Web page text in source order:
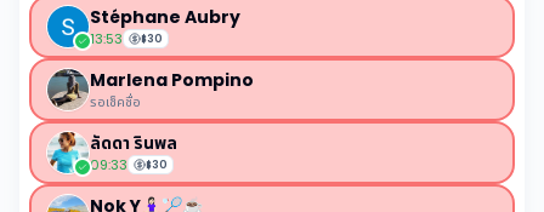
Stéphane Aubry
13:53 ฿30
Marlena Pompino
รอเช็คชื่อ
ลัดดา รินพล
09:33 ฿30
Nok Y🧘🏻‍♀️🏸☕️